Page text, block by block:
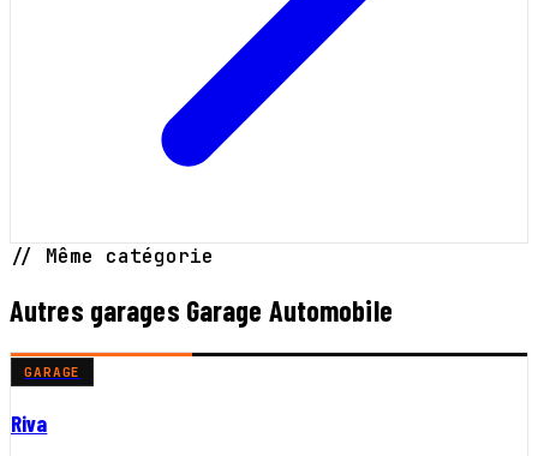
// Même catégorie
Autres garages Garage Automobile
GARAGE
Riva